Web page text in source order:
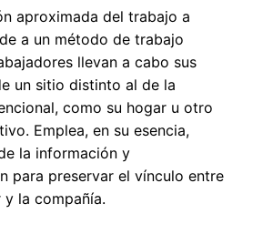
aproximada del trabajo a
a un método de trabajo
llevan a cabo sus
un sitio distinto al de la
como su hogar u otro
Emplea, en su esencia,
la información y
para preservar el vínculo entre
la compañía.